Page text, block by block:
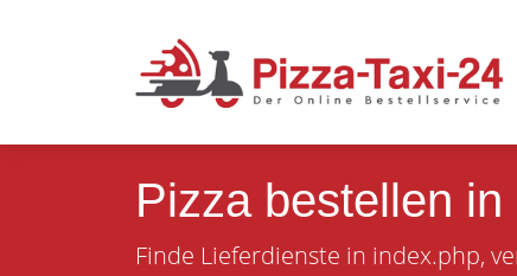
Pizza bestellen in
Finde Lieferdienste in index.php,